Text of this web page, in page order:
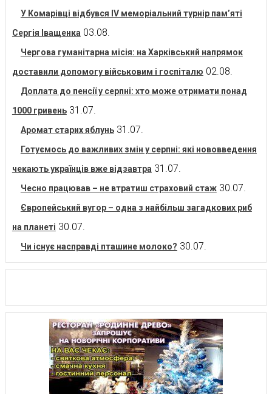
У Комарівці відбувся IV меморіальний турнір пам’яті
Сергія Іващенка 03.08.
Чергова гуманітарна місія: на Харківський напрямок
доставили допомогу військовим і госпіталю 02.08.
Доплата до пенсії у серпні: хто може отримати понад
1000 гривень 31.07.
Аромат старих яблунь 31.07.
Готуємось до важливих змін у серпні: які нововведення
чекають українців вже відзавтра 31.07.
Чесно працював – не втратиш страховий стаж 30.07.
Європейський вугор – одна з найбільш загадкових риб
на планеті 30.07.
Чи існує насправді пташине молоко? 30.07.